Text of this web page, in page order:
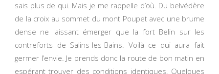
sais plus de qui. Mais je me rappelle d’où. Du belvédère
de la croix au sommet du mont Poupet avec une brume
dense ne laissant émerger que la fort Belin sur les
contreforts de Salins-les-Bains. Voilà ce qui aura fait
germer l’envie. Je prends donc la route de bon matin en
espérant trouver des conditions identiques. Quelques